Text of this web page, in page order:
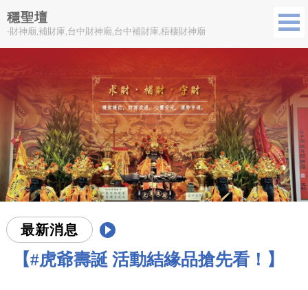
穩聖壇
-財神廟,補財庫,台中財神廟,台中補財庫,梧棲財神廟
最新消息
【#虎爺壽誕 活動結緣品搶先看！】